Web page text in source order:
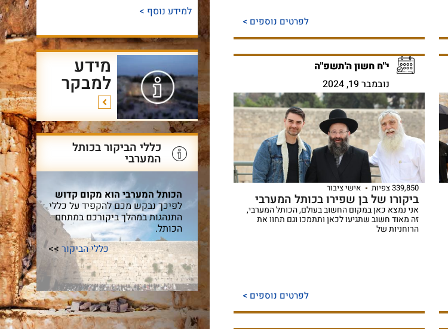
לפרטים נוספים >
י"ח חשון ה'תשפ"ה
נובמבר 19, 2024
339,850 צפיות אישי ציבור
ביקורו של בן שפירו בכותל המערבי
אני נמצא כאן במקום החשוב בעולם, הכותל המערבי,
זה מאוד חשוב שתגיעו לכאן ותתמכו וגם תחוו את
הרוחניות של
לפרטים נוספים >
למידע נוסף >
מידע
למבקר
כללי הביקור בכותל
המערבי
הכותל המערבי הוא מקום קדוש
לפיכך נבקש מכם להקפיד על כללי
התנהגות במהלך ביקורכם במתחם
הכותל.
כללי הביקור>>